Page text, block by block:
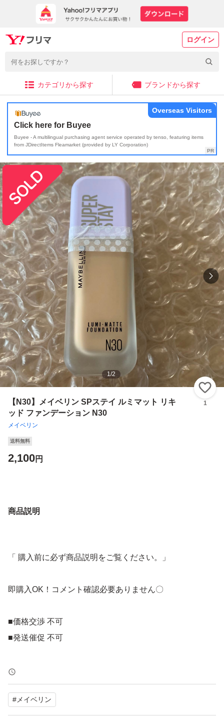
ログイン
カテゴリから探す ブランドから探す
Click here for Buyee
Buyee - A multilingual purchasing agent service operated by tenso, featuring items
from JDirectItems Fleamarket (provided by LY Corporation)
Overseas Visitors
1/2
【N30】メイベリン SPステイ ルミマット リキ
ッド ファンデーション N30
メイベリン
1
送料無料
2,100円
商品説明
「 購入前に必ず商品説明をご覧ください。」
即購入OK！コメント確認必要ありません〇
■価格交渉 不可
■発送催促 不可
①発送までの期間は余裕をもって3~7日に設定していま
す。急ぎの方はご遠慮ください。待てる方のみお願いしま
す。
#メイベリン